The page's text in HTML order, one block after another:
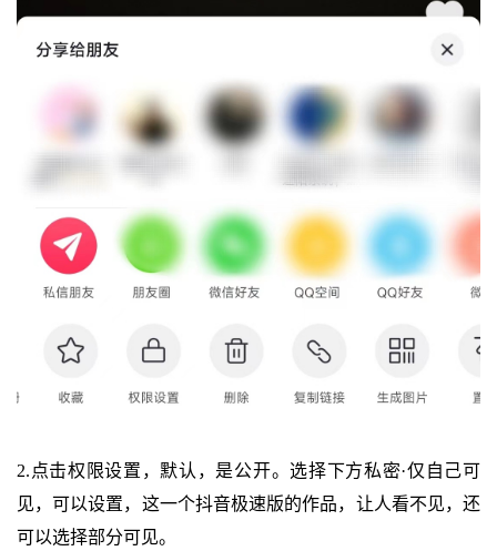
2.点击权限设置，默认，是公开。选择下方私密·仅自己可
见，可以设置，这一个抖音极速版的作品，让人看不见，还
可以选择部分可见。